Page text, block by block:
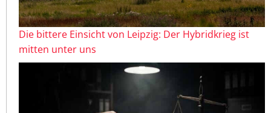
Die bittere Einsicht von Leipzig: Der Hybridkrieg ist
mitten unter uns